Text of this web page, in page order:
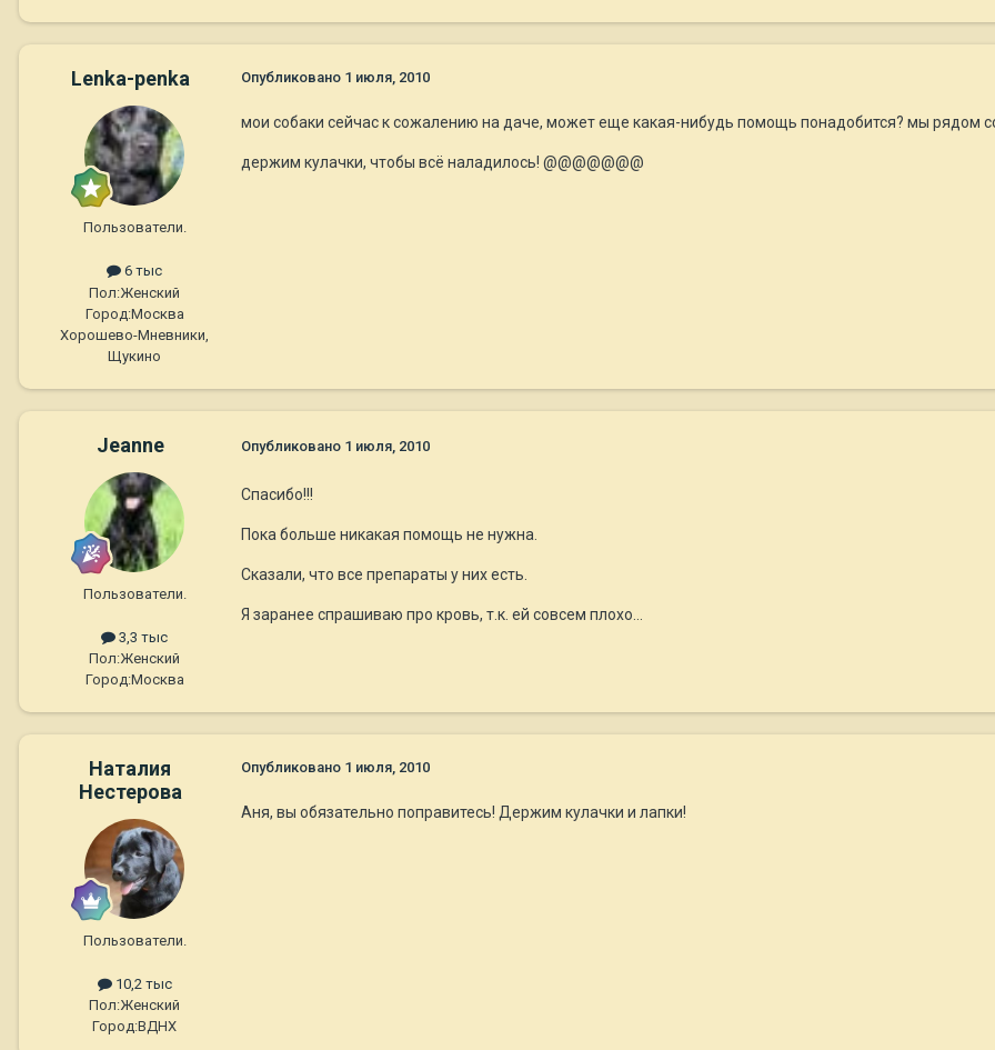
Lenka-penka
Пользователи.
6 тыс
Пол:Женский
Город:Москва
Хорошево-Мневники,
Щукино
Опубликовано 1 июля, 2010
мои собаки сейчас к сожалению на даче, может еще какая-нибудь помощь понадобится? мы рядом
держим кулачки, чтобы всё наладилось! @@@@@@@
Jeanne
Пользователи.
3,3 тыс
Пол:Женский
Город:Москва
Опубликовано 1 июля, 2010
Спасибо!!!
Пока больше никакая помощь не нужна.
Сказали, что все препараты у них есть.
Я заранее спрашиваю про кровь, т.к. ей совсем плохо...
Наталия
Нестерова
Пользователи.
10,2 тыс
Пол:Женский
Город:ВДНХ
Опубликовано 1 июля, 2010
Аня, вы обязательно поправитесь! Держим кулачки и лапки!